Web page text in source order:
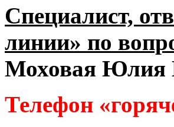
Специалист,
линии» по
Моховая Юлия
Телефон